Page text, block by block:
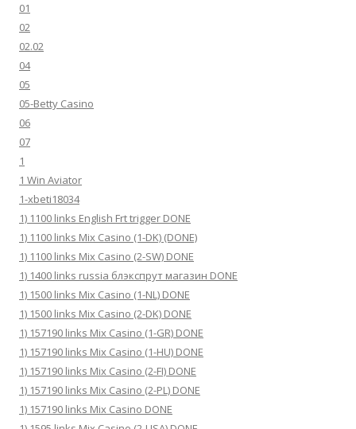
01
02
02.02
04
05
05-Betty Casino
06
07
1
1 Win Aviator
1-xbeti18034
1) 1100 links English Frt trigger DONE
1) 1100 links Mix Casino (1-DK) (DONE)
1) 1100 links Mix Casino (2-SW) DONE
1) 1400 links russia блэкспрут магазин DONE
1) 1500 links Mix Casino (1-NL) DONE
1) 1500 links Mix Casino (2-DK) DONE
1) 157190 links Mix Casino (1-GR) DONE
1) 157190 links Mix Casino (1-HU) DONE
1) 157190 links Mix Casino (2-FI) DONE
1) 157190 links Mix Casino (2-PL) DONE
1) 157190 links Mix Casino DONE